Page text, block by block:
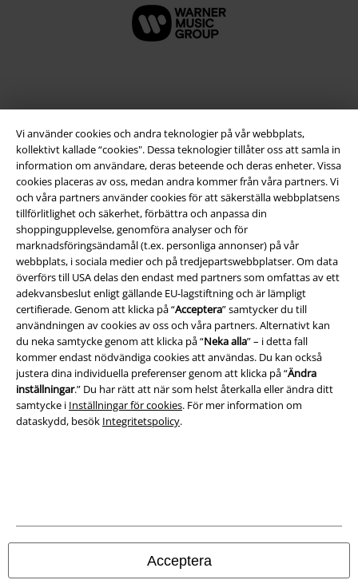
Vi använder cookies och andra teknologier på vår webbplats,
kollektivt kallade “cookies". Dessa teknologier tillåter oss att samla in
information om användare, deras beteende och deras enheter. Vissa
cookies placeras av oss, medan andra kommer från våra partners. Vi
och våra partners använder cookies för att säkerställa webbplatsens
tillförlitlighet och säkerhet, förbättra och anpassa din
shoppingupplevelse, genomföra analyser och för
marknadsföringsändamål (t.ex. personliga annonser) på vår
webbplats, i sociala medier och på tredjepartswebbplatser. Om data
överförs till USA delas den endast med partners som omfattas av ett
adekvansbeslut enligt gällande EU-lagstiftning och är lämpligt
certifierade. Genom att klicka på “Acceptera” samtycker du till
användningen av cookies av oss och våra partners. Alternativt kan
du neka samtycke genom att klicka på “Neka alla” – i detta fall
kommer endast nödvändiga cookies att användas. Du kan också
justera dina individuella preferenser genom att klicka på “Ändra
inställningar.” Du har rätt att när som helst återkalla eller ändra ditt
samtycke i Inställningar för cookies. För mer information om
dataskydd, besök Integritetspolicy.
Acceptera
Juridisk information/Villkor
Villkor
Om oss
Ladda ner villkoren
Avfallshantering och miljöskydd
Försäkran om överensstämmelse
Information om tillgänglighet